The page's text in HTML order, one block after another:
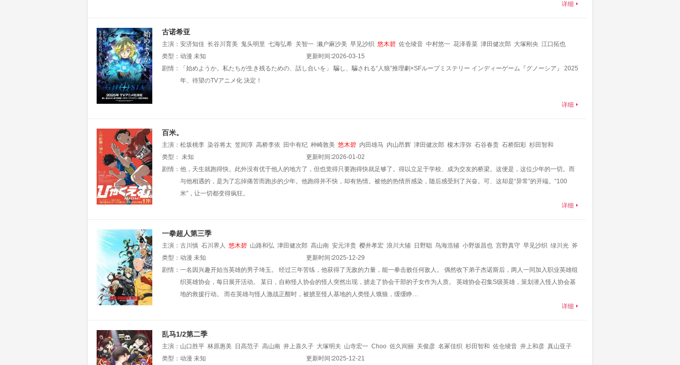
详细
古诺希亚
主演： 安济知佳 长谷川育美 鬼头明里 七海弘希 关智一 濑户麻沙美 早见沙织 悠木碧 佐仓绫音 中村悠一 花泽香菜 津田健次郎 大塚刚央 江口拓也
类型： 动漫 未知 更新时间∶2026-03-15
剧情：
「始めようか。私たちが生き残るための、話し合いを」 騙し、騙される“人狼”推理劇×SFループミステリー インディーゲーム『グノーシア』 2025
年、待望のTVアニメ化 決定！
详细
百米。
主演： 松坂桃李 染谷将太 笠间淳 高桥李依 田中有纪 种崎敦美 悠木碧 内田雄马 内山昂辉 津田健次郎 榎木淳弥 石谷春贵 石桥阳彩 杉田智和
类型： 未知 更新时间∶2026-01-02
剧情： 他，天生就跑得快。此外没有优于他人的地方了，但也觉得只要跑得快就足够了。得以立足于学校、成为交友的桥梁。这便是，这位少年的一切。而
与他相遇的，是为了忘掉痛苦而跑步的少年。他跑得并不快，却有热情。被他的热情所感染，随后感受到了兴奋。可、这却是“异常”的开端。“100
米”，让一切都变得疯狂。
详细
一拳超人第三季
主演： 古川慎 石川界人 悠木碧 山路和弘 津田健次郎 高山南 安元洋贵 樱井孝宏 浪川大辅 日野聪 鸟海浩辅 小野坂昌也 宫野真守 早见沙织 绿川光 斧
笃 子安武人
类型： 动漫 未知 更新时间∶2025-12-29
剧情： 一名因兴趣开始当英雄的男子埼玉。 经过三年苦练，他获得了无敌的力量，能一拳击败任何敌人。 偶然收下弟子杰诺斯后，两人一同加入职业英雄组
织英雄协会，每日展开活动。 某日，自称怪人协会的怪人突然出现，掳走了协会干部的子女作为人质。 英雄协会召集S级英雄，策划潜入怪人协会基
地的救援行动。 而在英雄与怪人激战正酣时，被掳至怪人基地的人类怪人饿狼，缓缓睁…
详细
乱马1/2第二季
主演： 山口胜平 林原惠美 日高范子 高山南 井上喜久子 大塚明夫 山寺宏一 Choo 佐久间丽 关俊彦 名冢佳织 杉田智和 佐仓绫音 井上和彦 真山亚子
森川智之 宫野真守
类型： 动漫 未知 更新时间∶2025-12-21